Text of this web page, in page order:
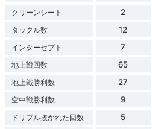
クリーンシート 2
タックル数 12
インターセプト 7
地上戦回数 65
地上戦勝利数 27
空中戦勝利数 9
ドリブル抜かれた回数 5